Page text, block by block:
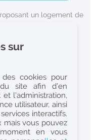
un logement de
validée (H/F)
(H/F)
sur
cookies pour
site afin d’en
l’administration,
utilisateur, ainsi
interactifs.
mais vous pouvez
en vous